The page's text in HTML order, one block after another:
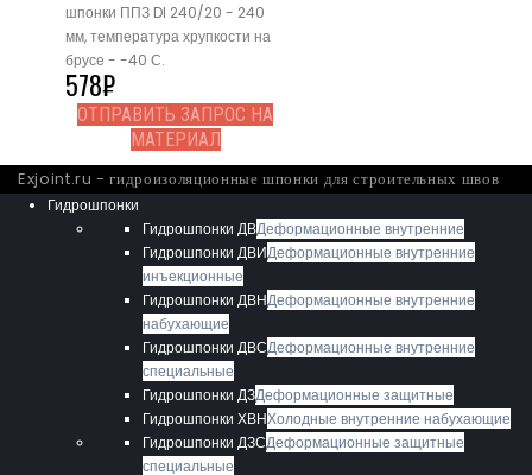
шпонки ППЗ DI 240/20 - 240
мм, температура хрупкости на
брусе - -40 С.
578₽
ОТПРАВИТЬ ЗАПРОС НА
МАТЕРИАЛ
Exjoint.ru - гидроизоляционные шпонки для строительных швов
Гидрошпонки
Гидрошпонки ДВДеформационные внутренние
Гидрошпонки ДВИДеформационные внутренние
инъекционные
Гидрошпонки ДВНДеформационные внутренние
набухающие
Гидрошпонки ДВСДеформационные внутренние
специальные
Гидрошпонки ДЗДеформационные защитные
Гидрошпонки ХВНХолодные внутренние набухающие
Гидрошпонки ДЗСДеформационные защитные
специальные